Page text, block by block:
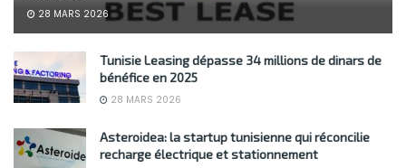
28 MARS 2026
Tunisie Leasing dépasse 34 millions de dinars de
bénéfice en 2025
28 MARS 2026
Asteroidea: la startup tunisienne qui réconcilie
recharge électrique et stationnement